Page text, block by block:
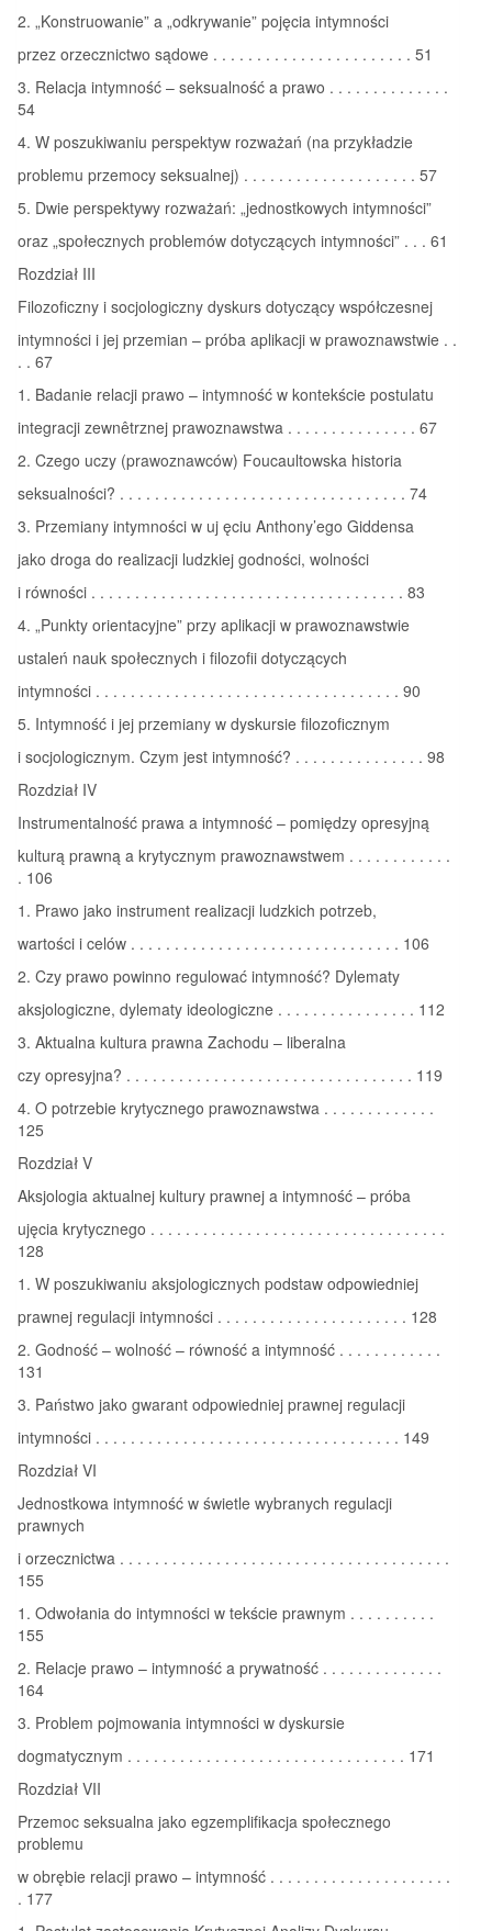
2. „Konstruowanie” a „odkrywanie” pojęcia intymności
przez orzecznictwo sądowe . . . . . . . . . . . . . . . . . . . . . . . 51
3. Relacja intymność – seksualność a prawo . . . . . . . . . . . . . .
54
4. W poszukiwaniu perspektyw rozważań (na przykładzie
problemu przemocy seksualnej) . . . . . . . . . . . . . . . . . . . . 57
5. Dwie perspektywy rozważań: „jednostkowych intymności”
oraz „społecznych problemów dotyczących intymności” . . . 61
Rozdział III
Filozoficzny i socjologiczny dyskurs dotyczący współczesnej
intymności i jej przemian – próba aplikacji w prawoznawstwie . .
. . 67
1. Badanie relacji prawo – intymność w kontekście postulatu
integracji zewnêtrznej prawoznawstwa . . . . . . . . . . . . . . . 67
2. Czego uczy (prawoznawców) Foucaultowska historia
seksualności? . . . . . . . . . . . . . . . . . . . . . . . . . . . . . . . . . 74
3. Przemiany intymności w uj ęciu Anthony’ego Giddensa
jako droga do realizacji ludzkiej godności, wolności
i równości . . . . . . . . . . . . . . . . . . . . . . . . . . . . . . . . . . . . 83
4. „Punkty orientacyjne” przy aplikacji w prawoznawstwie
ustaleń nauk społecznych i filozofii dotyczących
intymności . . . . . . . . . . . . . . . . . . . . . . . . . . . . . . . . . . . 90
5. Intymność i jej przemiany w dyskursie filozoficznym
i socjologicznym. Czym jest intymność? . . . . . . . . . . . . . . . 98
Rozdział IV
Instrumentalność prawa a intymność – pomiędzy opresyjną
kulturą prawną a krytycznym prawoznawstwem . . . . . . . . . . . .
. 106
1. Prawo jako instrument realizacji ludzkich potrzeb,
wartości i celów . . . . . . . . . . . . . . . . . . . . . . . . . . . . . . . 106
2. Czy prawo powinno regulować intymność? Dylematy
aksjologiczne, dylematy ideologiczne . . . . . . . . . . . . . . . . 112
3. Aktualna kultura prawna Zachodu – liberalna
czy opresyjna? . . . . . . . . . . . . . . . . . . . . . . . . . . . . . . . . . 119
4. O potrzebie krytycznego prawoznawstwa . . . . . . . . . . . . .
125
Rozdział V
Aksjologia aktualnej kultury prawnej a intymność – próba
ujęcia krytycznego . . . . . . . . . . . . . . . . . . . . . . . . . . . . . . . . . .
128
1. W poszukiwaniu aksjologicznych podstaw odpowiedniej
prawnej regulacji intymności . . . . . . . . . . . . . . . . . . . . . . 128
2. Godność – wolność – równość a intymność . . . . . . . . . . . .
131
3. Państwo jako gwarant odpowiedniej prawnej regulacji
intymności . . . . . . . . . . . . . . . . . . . . . . . . . . . . . . . . . . . 149
Rozdział VI
Jednostkowa intymność w świetle wybranych regulacji
prawnych
i orzecznictwa . . . . . . . . . . . . . . . . . . . . . . . . . . . . . . . . . . . . . .
155
1. Odwołania do intymności w tekście prawnym . . . . . . . . . .
155
2. Relacje prawo – intymność a prywatność . . . . . . . . . . . . . .
164
3. Problem pojmowania intymności w dyskursie
dogmatycznym . . . . . . . . . . . . . . . . . . . . . . . . . . . . . . . . 171
Rozdział VII
Przemoc seksualna jako egzemplifikacja społecznego
problemu
w obrębie relacji prawo – intymność . . . . . . . . . . . . . . . . . . . . .
. 177